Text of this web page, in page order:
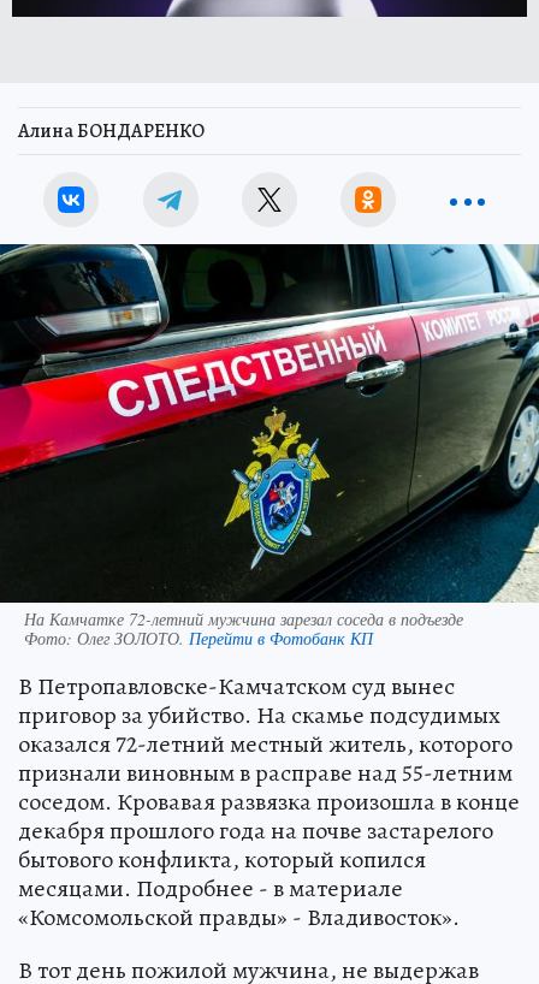
Алина БОНДАРЕНКО
На Камчатке 72-летний мужчина зарезал соседа в подъезде
Фото: Олег ЗОЛОТО. Перейти в Фотобанк КП
В Петропавловске-Камчатском суд вынес
приговор за убийство. На скамье подсудимых
оказался 72-летний местный житель, которого
признали виновным в расправе над 55-летним
соседом. Кровавая развязка произошла в конце
декабря прошлого года на почве застарелого
бытового конфликта, который копился
месяцами. Подробнее - в материале
«Комсомольской правды» - Владивосток».
В тот день пожилой мужчина, не выдержав